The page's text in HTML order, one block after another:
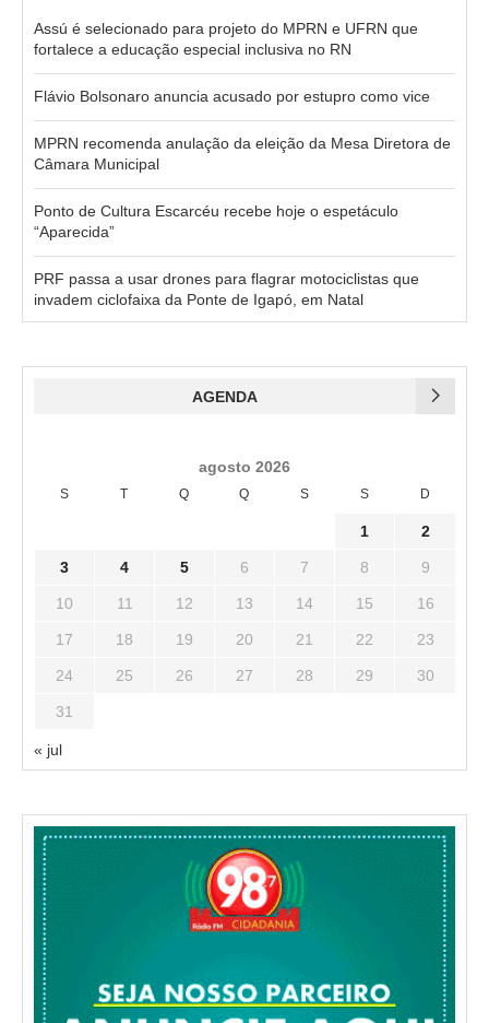
Assú é selecionado para projeto do MPRN e UFRN que
fortalece a educação especial inclusiva no RN
Flávio Bolsonaro anuncia acusado por estupro como vice
MPRN recomenda anulação da eleição da Mesa Diretora de
Câmara Municipal
Ponto de Cultura Escarcéu recebe hoje o espetáculo
“Aparecida”
PRF passa a usar drones para flagrar motociclistas que
invadem ciclofaixa da Ponte de Igapó, em Natal
AGENDA
agosto 2026
S T Q Q S S D
1 2
3 4 5 6 7 8 9
10 11 12 13 14 15 16
17 18 19 20 21 22 23
24 25 26 27 28 29 30
31
« jul